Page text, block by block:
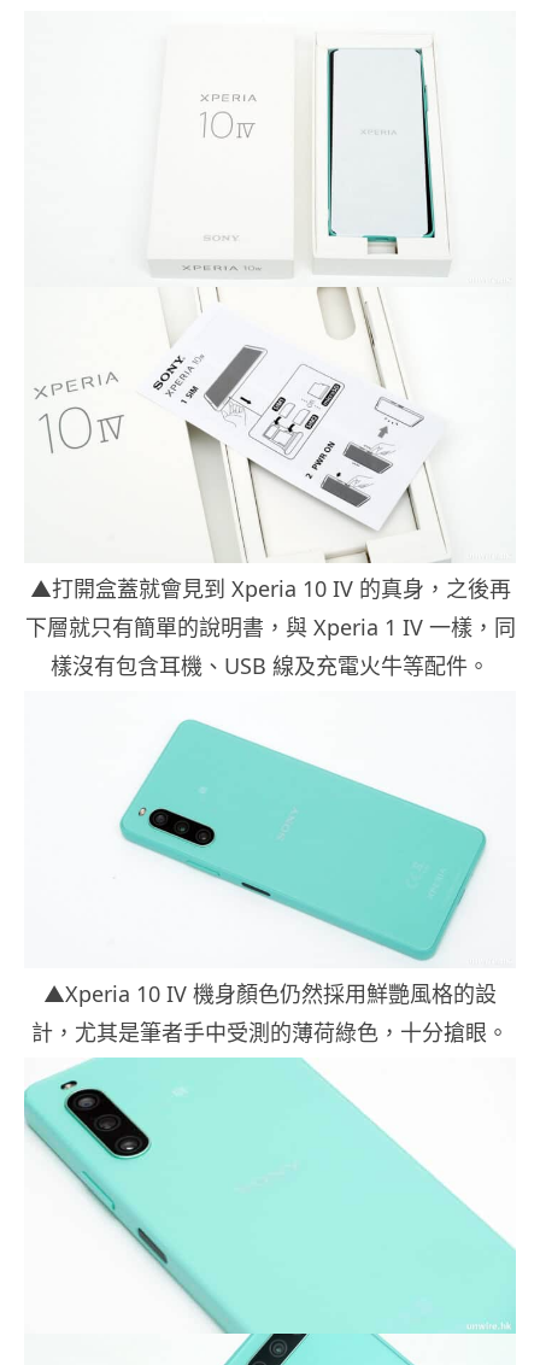
▲打開盒蓋就會見到 Xperia 10 IV 的真身，之後再
下層就只有簡單的說明書，與 Xperia 1 IV 一樣，同
樣沒有包含耳機、USB 線及充電火牛等配件。
▲Xperia 10 IV 機身顏色仍然採用鮮艷風格的設
計，尤其是筆者手中受測的薄荷綠色，十分搶眼。